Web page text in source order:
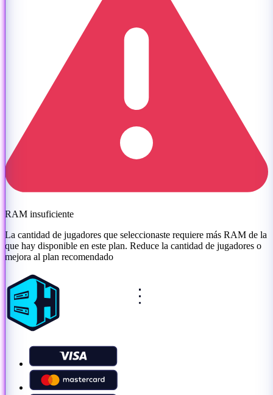
RAM insuficiente
La cantidad de jugadores que seleccionaste requiere más RAM de la
que hay disponible en este plan. Reduce la cantidad de jugadores o
mejora al plan recomendado